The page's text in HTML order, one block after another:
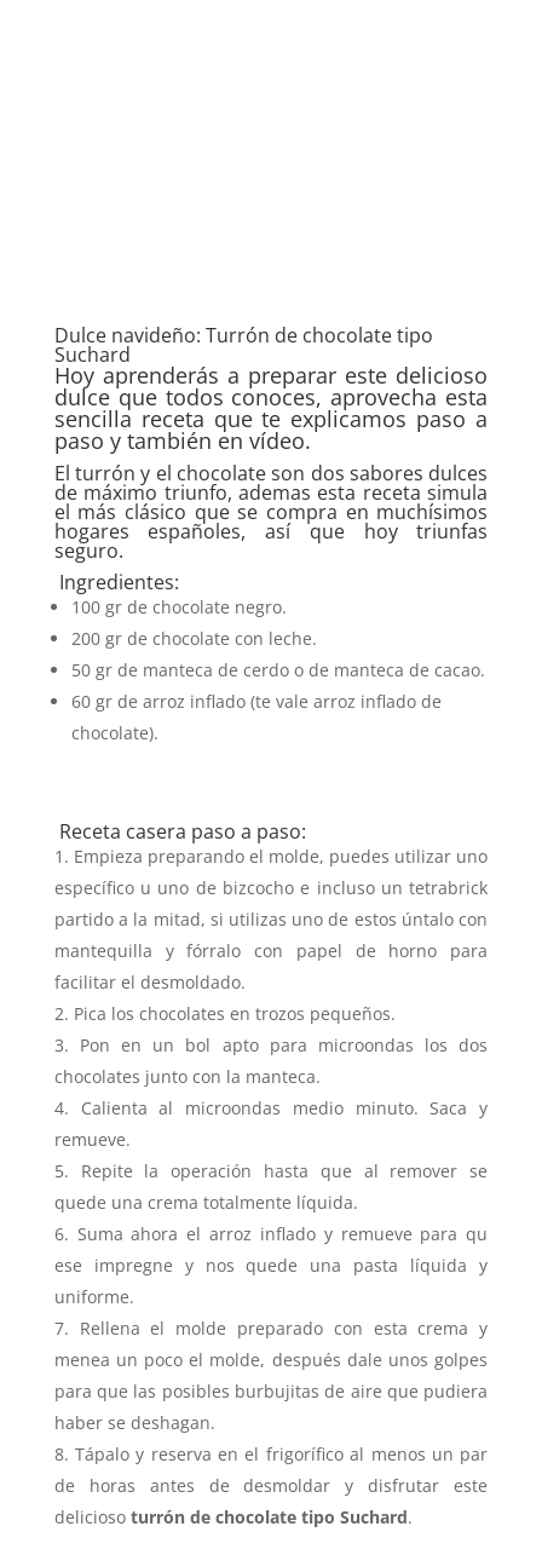
Dulce navideño: Turrón de chocolate tipo
Suchard
Hoy aprenderás a preparar este delicioso
dulce que todos conoces, aprovecha esta
sencilla receta que te explicamos paso a
paso y también en vídeo.
El turrón y el chocolate son dos sabores dulces
de máximo triunfo, ademas esta receta simula
el más clásico que se compra en muchísimos
hogares españoles, así que hoy triunfas
seguro.
Ingredientes:
100 gr de chocolate negro.
200 gr de chocolate con leche.
50 gr de manteca de cerdo o de manteca de cacao.
60 gr de arroz inflado (te vale arroz inflado de
chocolate).
Receta casera paso a paso:
Empieza preparando el molde, puedes utilizar uno
específico u uno de bizcocho e incluso un tetrabrick
partido a la mitad, si utilizas uno de estos úntalo con
mantequilla y fórralo con papel de horno para
facilitar el desmoldado.
Pica los chocolates en trozos pequeños.
Pon en un bol apto para microondas los dos
chocolates junto con la manteca.
Calienta al microondas medio minuto. Saca y
remueve.
Repite la operación hasta que al remover se
quede una crema totalmente líquida.
Suma ahora el arroz inflado y remueve para qu
ese impregne y nos quede una pasta líquida y
uniforme.
Rellena el molde preparado con esta crema y
menea un poco el molde, después dale unos golpes
para que las posibles burbujitas de aire que pudiera
haber se deshagan.
Tápalo y reserva en el frigorífico al menos un par
de horas antes de desmoldar y disfrutar este
delicioso turrón de chocolate tipo Suchard.